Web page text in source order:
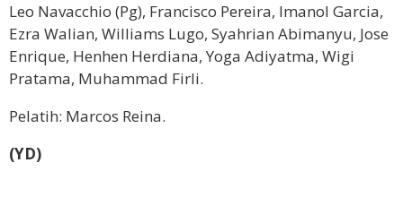
Leo Navacchio (Pg), Francisco Pereira, Imanol Garcia,
Ezra Walian, Williams Lugo, Syahrian Abimanyu, Jose
Enrique, Henhen Herdiana, Yoga Adiyatma, Wigi
Pratama, Muhammad Firli.
Pelatih: Marcos Reina.
(YD)